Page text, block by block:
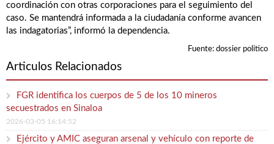
coordinación con otras corporaciones para el seguimiento del
caso. Se mantendrá informada a la ciudadanía conforme avancen
las indagatorias”, informó la dependencia.
Fuente: dossier politico
Articulos Relacionados
FGR identifica los cuerpos de 5 de los 10 mineros
secuestrados en Sinaloa
2026-03-05 16:14:52
Ejército y AMIC aseguran arsenal y vehículo con reporte de